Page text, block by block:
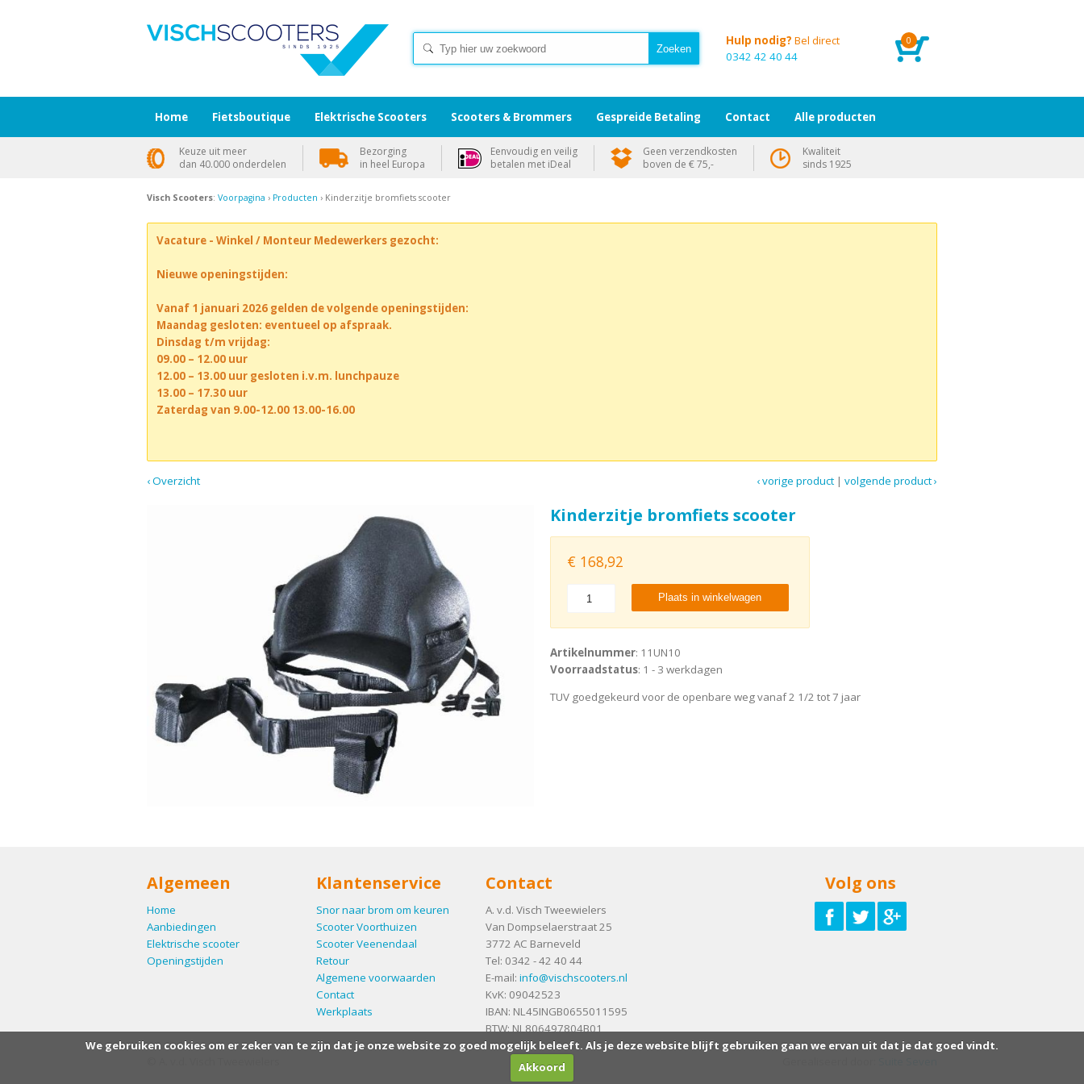
0
Hulp nodig? Bel direct
0342 42 40 44
Visch Scooters: Voorpagina › Producten › Kinderzitje bromfiets scooter
Vacature - Winkel / Monteur Medewerkers gezocht:
Nieuwe openingstijden:
Vanaf 1 januari 2026 gelden de volgende openingstijden:
Maandag gesloten: eventueel op afspraak.
Dinsdag t/m vrijdag:
09.00 – 12.00 uur
12.00 – 13.00 uur gesloten i.v.m. lunchpauze
13.00 – 17.30 uur
Zaterdag van 9.00-12.00 13.00-16.00
‹ Overzicht volgende product ›
|
‹ vorige product
Kinderzitje bromfiets scooter
€ 168,92
Plaats in winkelwagen
Artikelnummer: 11UN10
Voorraadstatus: 1 - 3 werkdagen
TUV goedgekeurd voor de openbare weg vanaf 2 1/2 tot 7 jaar
Algemeen
Home
Aanbiedingen
Elektrische scooter
Openingstijden
Klantenservice
Snor naar brom om keuren
Scooter Voorthuizen
Scooter Veenendaal
Retour
Algemene voorwaarden
Contact
Werkplaats
Contact
A. v.d. Visch Tweewielers
Van Dompselaerstraat 25
3772 AC Barneveld
Tel: 0342 - 42 40 44
E-mail: info@vischscooters.nl
KvK: 09042523
IBAN: NL45INGB0655011595
BTW: NL806497804B01
Volg ons
Home Fietsboutique Elektrische Scooters Scooters & Brommers Gespreide Betaling Contact Alle producten
Keuze uit meer
dan 40.000 onderdelen
Bezorging
in heel Europa
Eenvoudig en veilig
betalen met iDeal
Geen verzendkosten
boven de € 75,-
Kwaliteit
sinds 1925
We gebruiken cookies om er zeker van te zijn dat je onze website zo goed mogelijk beleeft. Als je deze website blijft gebruiken gaan we ervan uit dat je dat goed vindt.
Akkoord